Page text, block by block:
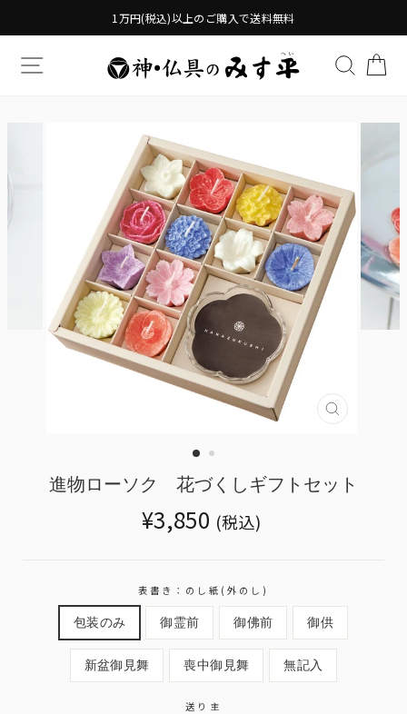
1万円(税込)以上のご購入で送料無料
TRANSLATION MISSING: 検索す
進物ローソク 花づくしギフトセット
Translation
missing:
¥3,850 (税込)
表書き：のし紙(外のし)
包装のみ 御霊前 御佛前 御供
新盆御見舞 喪中御見舞 無記入
送り主